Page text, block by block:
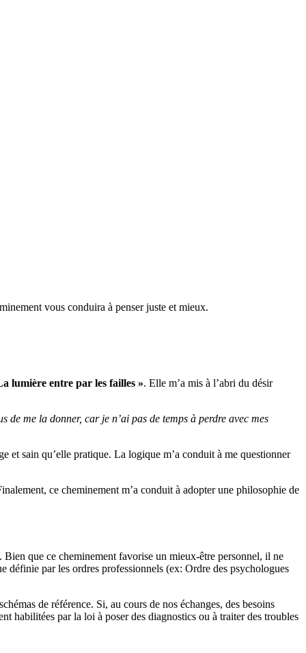
vous conduira à penser juste et mieux.
lumière entre par les failles ». Elle m’a mis à l’abri du désir
de me la donner, car je n’ai pas de temps à perdre avec mes
et sain qu’elle pratique. La logique m’a conduit à me questionner
ce cheminement m’a conduit à adopter une philosophie de
. Bien que ce cheminement favorise un mieux-être personnel, il ne
définie par les ordres professionnels (ex: Ordre des psychologues
de référence. Si, au cours de nos échanges, des besoins
habilitées par la loi à poser des diagnostics ou à traiter des troubles